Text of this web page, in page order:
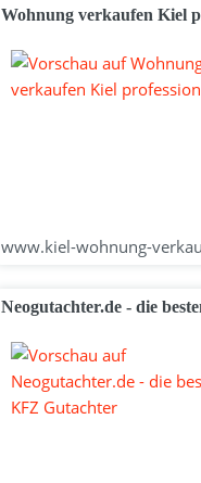
Wohnung verkaufen Kiel
www.kiel-wohnung-
Neogutachter.de - die